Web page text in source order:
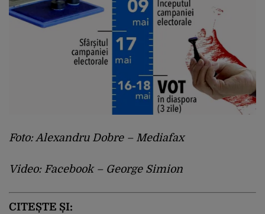
Foto: Alexandru Dobre – Mediafax
Video: Facebook – George Simion
CITEȘTE ȘI: